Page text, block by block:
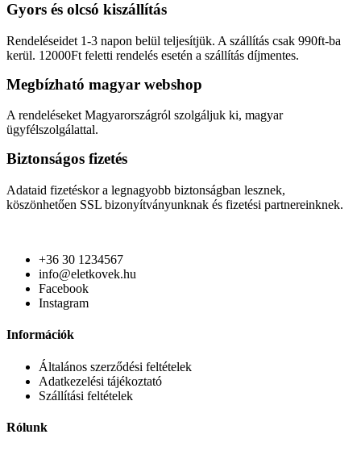
Gyors és olcsó kiszállítás
Rendeléseidet 1-3 napon belül teljesítjük. A szállítás csak 990ft-ba
kerül. 12000Ft feletti rendelés esetén a szállítás díjmentes.
Megbízható magyar webshop
A rendeléseket Magyarországról szolgáljuk ki, magyar
ügyfélszolgálattal.
Biztonságos fizetés
Adataid fizetéskor a legnagyobb biztonságban lesznek,
köszönhetően SSL bizonyítványunknak és fizetési partnereinknek.
+36 30 1234567
info@eletkovek.hu
Facebook
Instagram
Információk
Általános szerződési feltételek
Adatkezelési tájékoztató
Szállítási feltételek
Rólunk